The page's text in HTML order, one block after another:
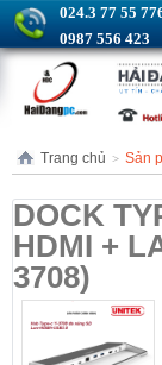
024.3 77 55
0987 556 423
Trang chủ > Sản
DOCK
HDMI +
3708)